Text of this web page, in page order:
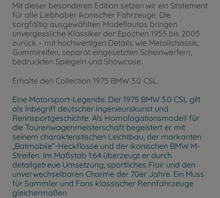
Mit dieser besonderen Edition setzen wir ein Statement
für alle Liebhaber ikonischer Fahrzeuge: Die
sorgfältig ausgewählten Modellautos bringen
unvergessliche Klassiker der Epochen 1955 bis 2005
zurück – mit hochwertigen Details wie Metallchassis,
Gummireifen, separat eingesetzten Scheinwerfern,
bedruckten Spiegeln und Showcase.
Erhalte den Collection 1975 BMW 3.0 CSL.
Eine Motorsport-Legende: Der 1975 BMW 3.0 CSL gilt
als Inbegriff deutscher Ingenieurskunst und
Rennsportgeschichte. Als Homologationsmodell für
die Tourenwagenmeisterschaft begeistert er mit
seinem charakteristischen Leichtbau, der markanten
„Batmobile“-Heckflosse und der ikonischen BMW M-
Streifen. Im Maßstab 1:64 überzeugt er durch
detailgetreue Umsetzung, sportliches Flair und den
unverwechselbaren Charme der 70er Jahre. Ein Muss
für Sammler und Fans klassischer Rennfahrzeuge
gleichermaßen.